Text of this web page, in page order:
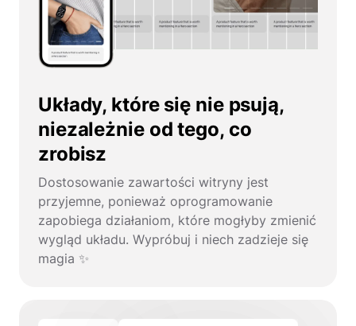
Układy, które się nie psują,
niezależnie od tego, co
zrobisz
Dostosowanie zawartości witryny jest
przyjemne, ponieważ oprogramowanie
zapobiega działaniom, które mogłyby zmienić
wygląd układu. Wypróbuj i niech zadzieje się
magia ✨